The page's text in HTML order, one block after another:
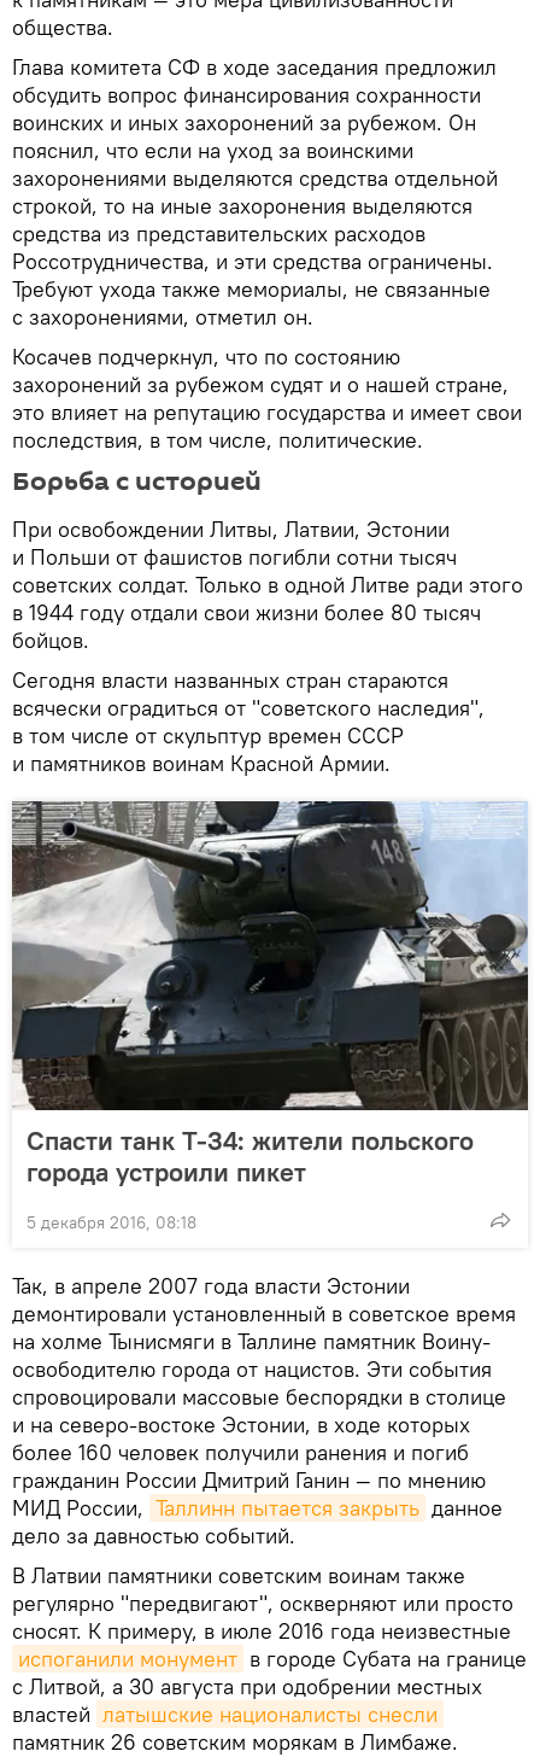
общества.
Глава комитета СФ в ходе заседания предложил
обсудить вопрос финансирования сохранности
воинских и иных захоронений за рубежом. Он
пояснил, что если на уход за воинскими
захоронениями выделяются средства отдельной
строкой, то на иные захоронения выделяются
средства из представительских расходов
Россотрудничества, и эти средства ограничены.
Требуют ухода также мемориалы, не связанные
с захоронениями, отметил он.
Косачев подчеркнул, что по состоянию
захоронений за рубежом судят и о нашей стране,
это влияет на репутацию государства и имеет свои
последствия, в том числе, политические.
Борьба с историей
При освобождении Литвы, Латвии, Эстонии
и Польши от фашистов погибли сотни тысяч
советских солдат. Только в одной Литве ради этого
в 1944 году отдали свои жизни более 80 тысяч
бойцов.
Сегодня власти названных стран стараются
всячески оградиться от "советского наследия",
в том числе от скульптур времен СССР
и памятников воинам Красной Армии.
Спасти танк Т-34: жители польского
города устроили пикет
5 декабря 2016, 08:18
Так, в апреле 2007 года власти Эстонии
демонтировали установленный в советское время
на холме Тынисмяги в Таллине памятник Воину-
освободителю города от нацистов. Эти события
спровоцировали массовые беспорядки в столице
и на северо-востоке Эстонии, в ходе которых
более 160 человек получили ранения и погиб
гражданин России Дмитрий Ганин — по мнению
МИД России, Таллинн пытается закрыть данное
дело за давностью событий.
В Латвии памятники советским воинам также
регулярно "передвигают", оскверняют или просто
сносят. К примеру, в июле 2016 года неизвестные
испоганили монумент в городе Субата на границе
с Литвой, а 30 августа при одобрении местных
властей латышские националисты снесли
памятник 26 советским морякам в Лимбаже.